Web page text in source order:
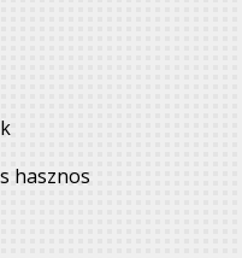
hasznos